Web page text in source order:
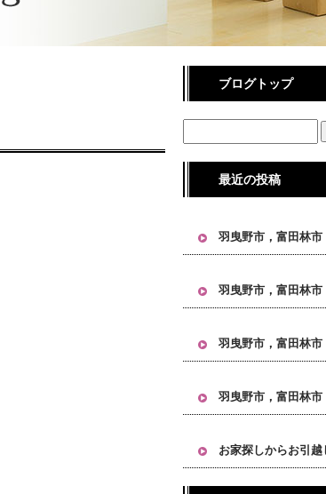
ブログトップ
最近の投稿